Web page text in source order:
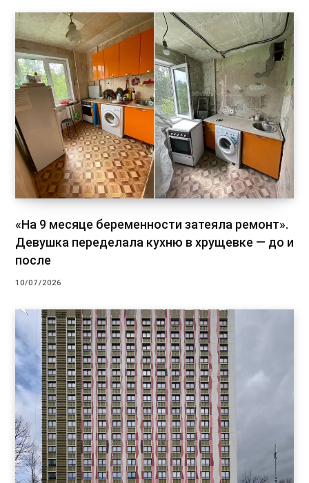
«На 9 месяце беременности затеяла ремонт».
Девушка переделала кухню в хрущевке — до и
после
10/07/2026